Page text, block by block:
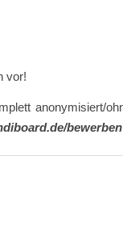
vor!
anonymisiert/
bewerben